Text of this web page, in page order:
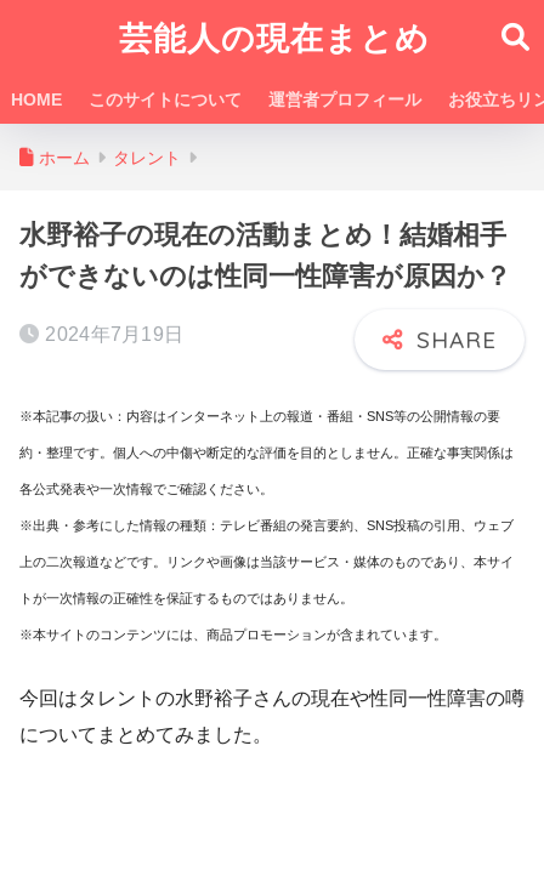
芸能人の現在まとめ
HOME このサイトについて 運営者プロフィール お役立ちリ
ホーム タレント
水野裕子の現在の活動まとめ！結婚相手
ができないのは性同一性障害が原因か？
2024年7月19日
※本記事の扱い：内容はインターネット上の報道・番組・SNS等の公開情報の要
約・整理です。個人への中傷や断定的な評価を目的としません。正確な事実関係は
各公式発表や一次情報でご確認ください。
※出典・参考にした情報の種類：テレビ番組の発言要約、SNS投稿の引用、ウェブ
上の二次報道などです。リンクや画像は当該サービス・媒体のものであり、本サイ
トが一次情報の正確性を保証するものではありません。
※本サイトのコンテンツには、商品プロモーションが含まれています。
今回はタレントの水野裕子さんの現在や性同一性障害の噂
についてまとめてみました。